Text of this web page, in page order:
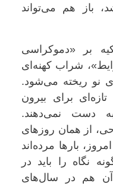
هم می‌تواند
«دموکراسی
شراب کهنه‌ای
ریخته می‌شود.
برای بیرون
نمی‌دهند.
از همان روزهای
بارها مرده‌اند
را باید در
هم در سال‌های